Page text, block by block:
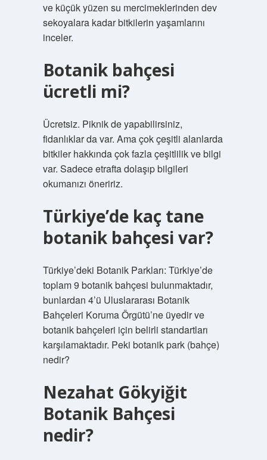
ve küçük yüzen su mercimeklerinden dev
sekoyalara kadar bitkilerin yaşamlarını
inceler.
Botanik bahçesi
ücretli mi?
Ücretsiz. Piknik de yapabilirsiniz,
fidanlıklar da var. Ama çok çeşitli alanlarda
bitkiler hakkında çok fazla çeşitlilik ve bilgi
var. Sadece etrafta dolaşıp bilgileri
okumanızı öneririz.
Türkiye’de kaç tane
botanik bahçesi var?
Türkiye’deki Botanik Parkları: Türkiye’de
toplam 9 botanik bahçesi bulunmaktadır,
bunlardan 4’ü Uluslararası Botanik
Bahçeleri Koruma Örgütü’ne üyedir ve
botanik bahçeleri için belirli standartları
karşılamaktadır. Peki botanik park (bahçe)
nedir?
Nezahat Gökyiğit
Botanik Bahçesi
nedir?